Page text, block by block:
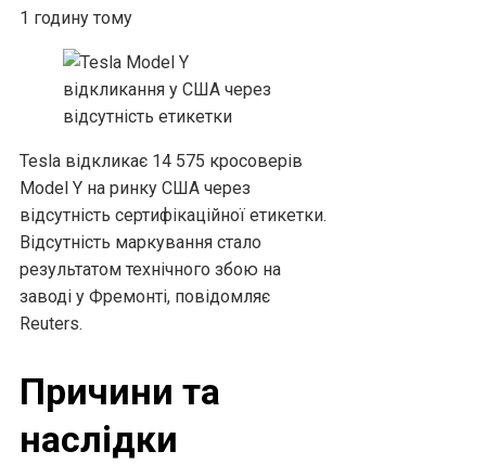
1 годину тому
Tesla відкликає 14 575 кросоверів
Model Y на ринку США через
відсутність сертифікаційної етикетки.
Відсутність маркування стало
результатом технічного збою на
заводі у Фремонті, повідомляє
Reuters.
Причини та
наслідки